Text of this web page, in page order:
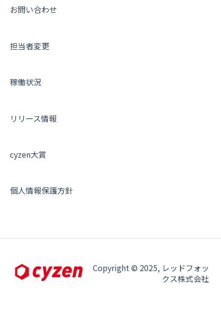
帳票出力
商品
パフォーマンス
お知らせ
活動通知
商品
その他オプション
契約・その他
報告書について
メンバー画面について
その他よくある質問
動画集：共通
お問い合わせ
担当者変更
稼働状況
リリース情報
cyzen大賞
個人情報保護方針
Copyright © 2025, レッドフォッ
クス株式会社